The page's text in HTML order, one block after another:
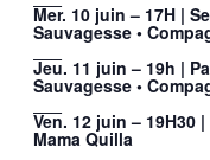
Mer. 10 juin – 17H |
Sauvagesse •
Jeu. 11 juin – 19h |
Sauvagesse •
Ven. 12 juin – 19H30
Mama Quilla